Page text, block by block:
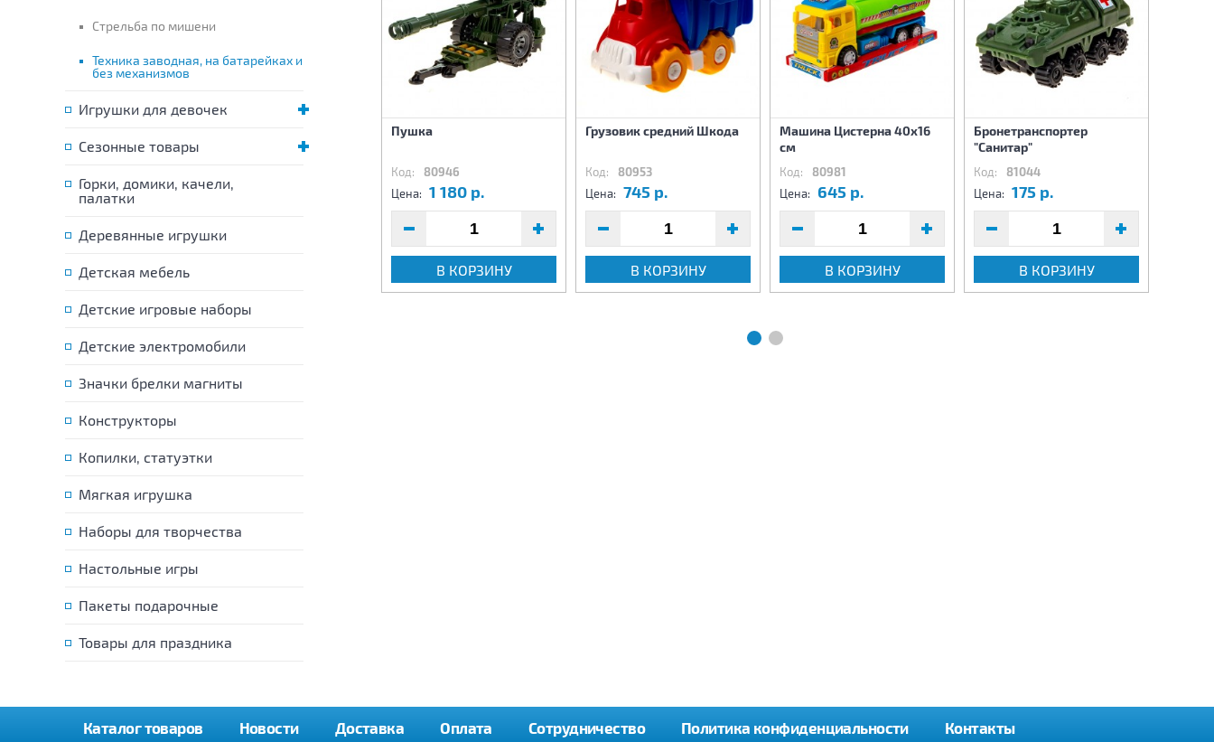
Стрельба по мишени
Техника заводная, на батарейках и
без механизмов
Игрушки для девочек
Сезонные товары
Горки, домики, качели,
палатки
Деревянные игрушки
Детская мебель
Детские игровые наборы
Детские электромобили
Значки брелки магниты
Конструкторы
Копилки, статуэтки
Мягкая игрушка
Наборы для творчества
Настольные игры
Пакеты подарочные
Товары для праздника
(свет,звук)
800 р.
В КОРЗИНУ
Цена:
Пушка
Код: 80946
Цена: 1 180 р.
В КОРЗИНУ
Грузовик средний Шкода
Код: 80953
Цена: 745 р.
В КОРЗИНУ
Машина Цистерна 40х16
см
Код: 80981
Цена: 645 р.
В КОРЗИНУ
Бронетранспортер
"Санитар"
Код: 81044
Цена: 175 р.
В КОРЗИНУ
Каталог товаров Новости Доставка Оплата Сотрудничество Политика конфиденциальности Контакты